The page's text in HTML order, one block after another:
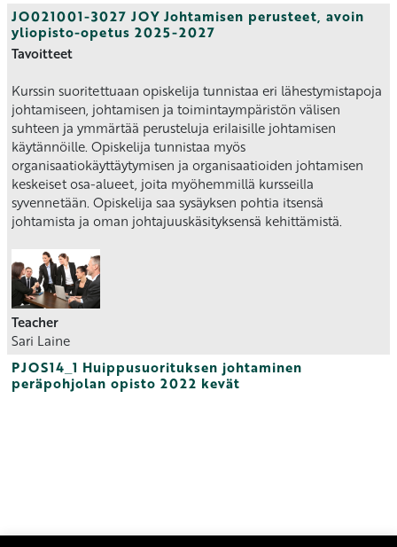
JO021001-3027 JOY Johtamisen perusteet, avoin
yliopisto-opetus 2025-2027
Tavoitteet
Kurssin suoritettuaan opiskelija tunnistaa eri lähestymistapoja
johtamiseen, johtamisen ja toimintaympäristön välisen
suhteen ja ymmärtää perusteluja erilaisille johtamisen
käytännöille. Opiskelija tunnistaa myös
organisaatiokäyttäytymisen ja organisaatioiden johtamisen
keskeiset osa-alueet, joita myöhemmillä kursseilla
syvennetään. Opiskelija saa sysäyksen pohtia itsensä
johtamista ja oman johtajuuskäsityksensä kehittämistä.
Teacher
Sari Laine
PJOS14_1 Huippusuorituksen johtaminen
peräpohjolan opisto 2022 kevät